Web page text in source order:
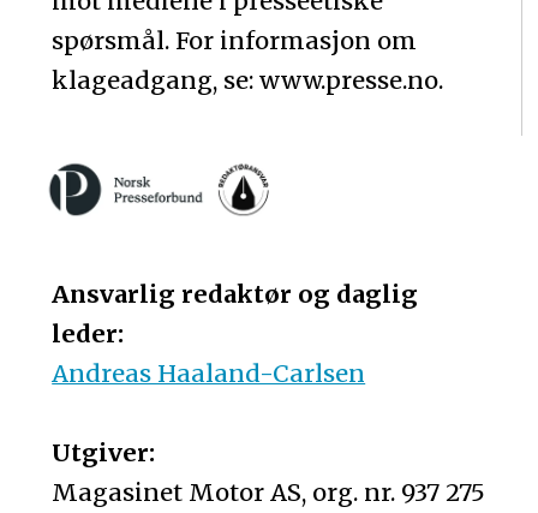
spørsmål. For informasjon om
klageadgang, se: www.presse.no.
Ansvarlig redaktør og daglig
leder:
Andreas Haaland-Carlsen
Utgiver:
Magasinet Motor AS, org. nr. 937 275